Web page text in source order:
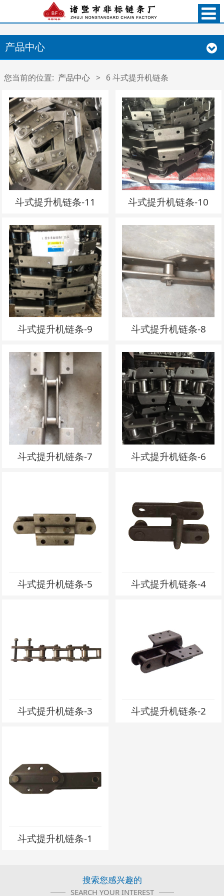
产品中心
您当前的位置: 产品中心 > 6 斗式提升机链条
斗式提升机链条-11 斗式提升机链条-10
斗式提升机链条-9 斗式提升机链条-8
斗式提升机链条-7 斗式提升机链条-6
斗式提升机链条-5 斗式提升机链条-4
斗式提升机链条-3 斗式提升机链条-2
斗式提升机链条-1
搜索您感兴趣的
SEARCH YOUR INTEREST